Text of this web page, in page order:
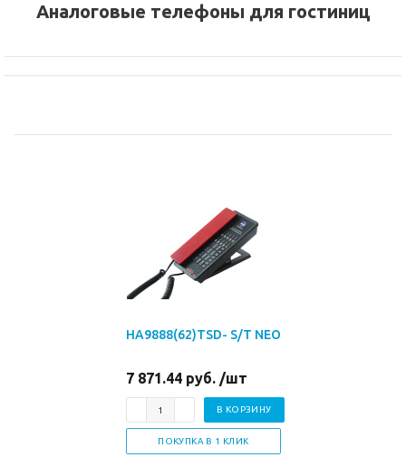
Аналоговые телефоны для гостиниц
HA9888(62)TSD- S/T NEO
7 871.44 руб. /шт
В КОРЗИНУ
ПОКУПКА В 1 КЛИК